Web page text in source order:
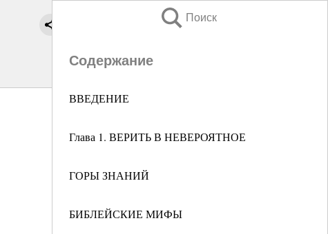
Поиск
Содержание
ВВЕДЕНИЕ
Глава 1. ВЕРИТЬ В НЕВЕРОЯТНОЕ
ГОРЫ ЗНАНИЙ
БИБЛЕЙСКИЕ МИФЫ